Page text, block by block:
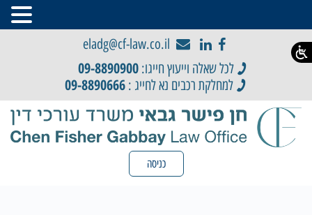
eladg@cf-law.co.il
לכל שאלה וייעוץ חייגו: 09-8890900
למחלקת רכבים נא לחייג : 09-8890666
כניסה